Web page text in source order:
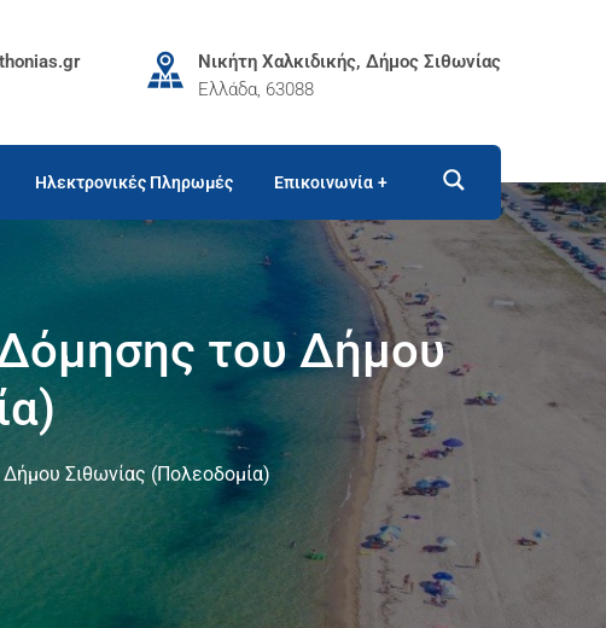
Νικήτη Χαλκιδικής, Δήμος Σιθωνίας
Ελλάδα, 63088
Ηλεκτρονικές Πληρωμές Επικοινωνία
Δόμησης του Δήμου
Σιθωνίας (Πολεοδομία)